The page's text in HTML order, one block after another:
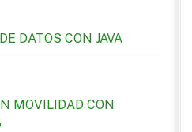
DATOS CON JAVA
MOVILIDAD CON